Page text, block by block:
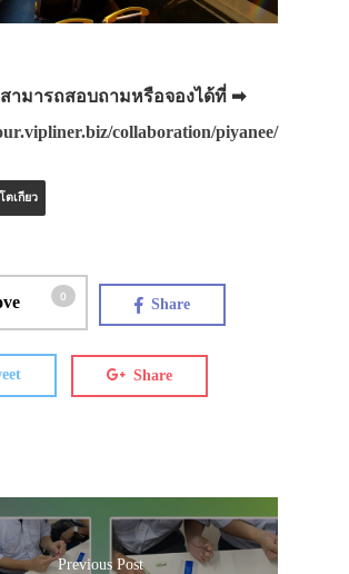
ามารถสอบถามหรือจองได้ที่ ➡
collaboration/piyanee/
โตเกียว
0 Share
Share
Previous Post